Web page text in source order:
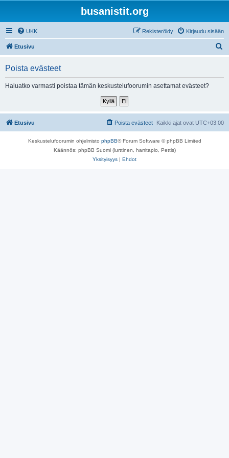
busanistit.org
UKK Kirjaudu sisään
Rekisteröidy
Etusivu
Poista evästeet
Haluatko varmasti poistaa tämän keskustelufoorumin asettamat evästeet?
Etusivu Kaikki ajat ovat UTC+03:00
Poista evästeet
Keskustelufoorumin ohjelmisto phpBB® Forum Software © phpBB Limited
Käännös: phpBB Suomi (lurttinen, harritapio, Pettis)
Yksityisyys | Ehdot